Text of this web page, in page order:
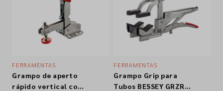
FERRAMENTAS
Grampo de aperto
rápido vertical com
FERRAMENTAS
Grampo Grip para
Tubos BESSEY GRZRO